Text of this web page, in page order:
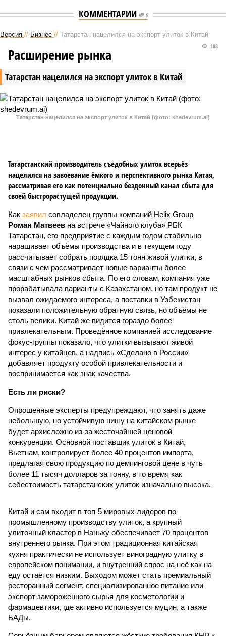
КОММЕНТАРИИ 0
Версия // Бизнес // Татарстан нацелился на экспорт улиток в Китай
Татарстан нацелился на экспорт улиток в Китай
108
Расширение рынка
Татарстан нацелился на экспорт улиток в Китай (фото: shedevrum.ai)
Татарстанский производитель съедобных улиток всерьёз
нацелился на завоевание ёмкого и перспективного рынка Китая,
рассматривая его как потенциально бездонный канал сбыта для
своей быстрорастущей продукции.
Как заявил совладелец группы компаний Helix Group
Роман Матвеев на встрече «Чайного клуба» РБК
Татарстан, его предприятие с каждым годом стабильно
наращивает объёмы производства и в текущем году
рассчитывает собрать порядка 15 тонн живой улитки, в
связи с чем рассматривает новые варианты более
масштабных рынков сбыта. По его словам, компания уже
прорабатывала варианты с Казахстаном, но там продукт не
вызвал ожидаемого интереса, а поставки в Узбекистан
показали положительную обратную связь, но объёмы не
столь велики. Китай же видится гораздо более
привлекательным. Проведённое компанией исследование
фокус-группы показало, что улитки вызывают живой
интерес у китайцев, а надпись «Сделано в России»
добавляет продукту особой привлекательности и
воспринимается как знак качества.
Есть ли риски?
Опрошенные эксперты предупреждают, что занять даже
небольшую, но устойчивую нишу на китайском рынке
будет архисложно из-за жесточайшей ценовой
конкуренции. Основной поставщик улиток в Китай,
Вьетнам, контролирует более 40 процентов импорта,
предлагая свою продукцию по демпинговой цене в чуть
более 11 тысяч долларов за тонну, в то время как
себестоимость татарстанских улиток изначально высока.
Китай и сам входит в топ-5 мировых лидеров по
промышленному производству улиток, а крупный
улиточный кластер в Наньху обеспечивает 70 процентов
внутреннего рынка. При этом традиционная китайская
кухня практически не использует виноградную улитку в
европейском понимании, и внутренний спрос на неё как на
еду остаётся низким. Выходом может стать премиальный
ресторанный сегмент, специализированное питание или
экспорт замороженного сырья для косметологии и
фармацевтики, где активно используется муцин, а также
БАДы.